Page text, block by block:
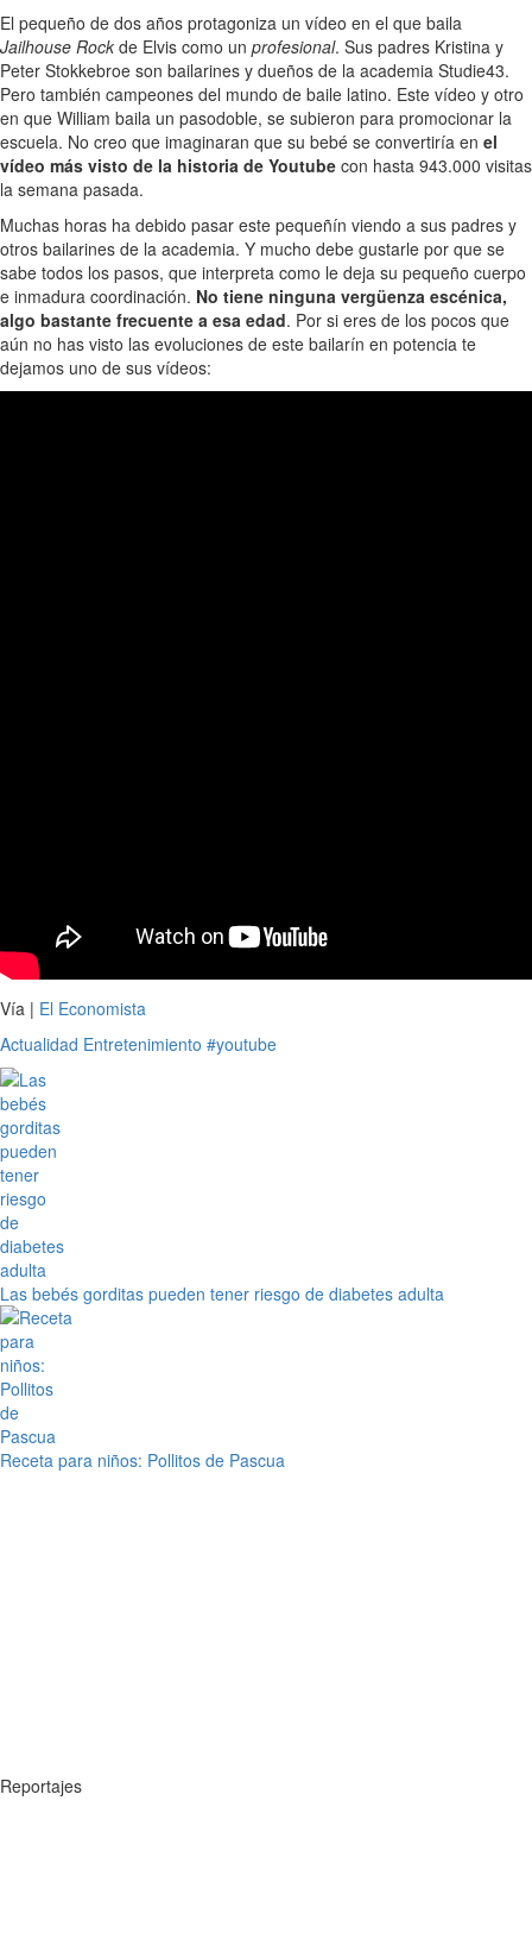
El pequeño de dos años protagoniza un vídeo en el que baila
Jailhouse Rock de Elvis como un profesional. Sus padres Kristina y
Peter Stokkebroe son bailarines y dueños de la academia Studie43.
Pero también campeones del mundo de baile latino. Este vídeo y otro
en que William baila un pasodoble, se subieron para promocionar la
escuela. No creo que imaginaran que su bebé se convertiría en el
vídeo más visto de la historia de Youtube con hasta 943.000 visitas
la semana pasada.
Muchas horas ha debido pasar este pequeñín viendo a sus padres y
otros bailarines de la academia. Y mucho debe gustarle por que se
sabe todos los pasos, que interpreta como le deja su pequeño cuerpo
e inmadura coordinación. No tiene ninguna vergüenza escénica,
algo bastante frecuente a esa edad. Por si eres de los pocos que
aún no has visto las evoluciones de este bailarín en potencia te
dejamos uno de sus vídeos:
Vía | El Economista
Actualidad Entretenimiento #youtube
Las bebés gorditas pueden tener riesgo de diabetes adulta
Receta para niños: Pollitos de Pascua
Reportajes